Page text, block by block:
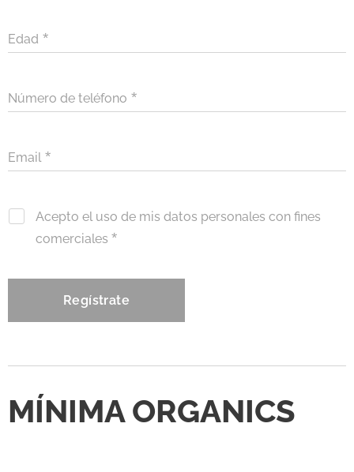
Edad
Número de teléfono
Email
Acepto el uso de mis datos personales con fines
comerciales
Regístrate
MÍNIMA ORGANICS